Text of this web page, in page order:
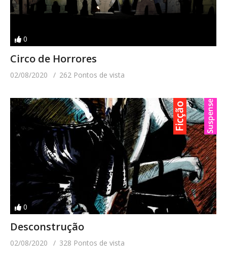
0
Circo de Horrores
02/08/2020 262 Pontos de vista
0
Desconstrução
02/08/2020 328 Pontos de vista